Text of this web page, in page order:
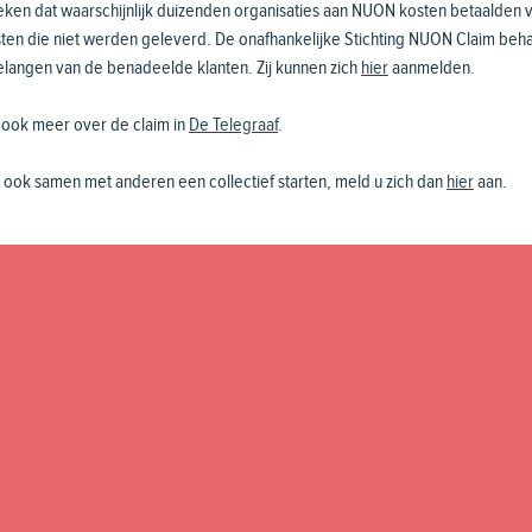
dat waarschijnlijk duizenden organisaties aan NUON kosten betaalden
die niet werden geleverd. De onafhankelijke Stichting NUON Claim
van de benadeelde klanten. Zij kunnen zich hieraanmelden.
meer over de claim in De Telegraaf.
ook samen met anderen een collectief starten, meld u zich dan hieraan.